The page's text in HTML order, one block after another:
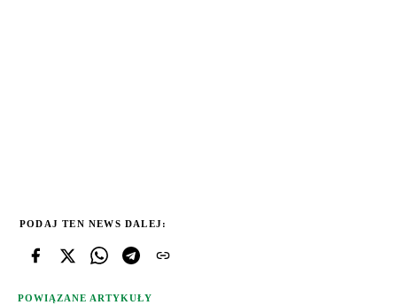
PODAJ TEN NEWS DALEJ:
POWIĄZANE ARTYKUŁY